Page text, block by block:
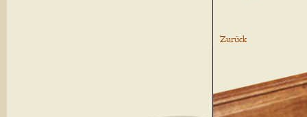
Zurück